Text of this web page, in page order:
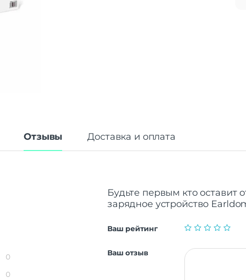
Отзывы Доставка и оплата
0
0
Будьте первым кто оставит
зарядное устройство
Ваш рейтинг
Ваш отзыв